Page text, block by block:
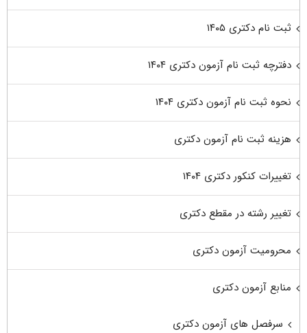
ثبت نام دکتری ۱۴۰۵
دفترچه ثبت نام آزمون دکتری ۱۴۰۴
نحوه ثبت نام آزمون دکتری ۱۴۰۴
هزینه ثبت نام آزمون دکتری
تغییرات کنکور دکتری ۱۴۰۴
تغییر رشته در مقطع دکتری
محرومیت آزمون دکتری
منابع آزمون دکتری
سرفصل های آزمون دکتری